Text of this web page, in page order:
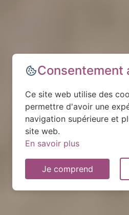
Consentement
Ce site web utilise des
permettre d'avoir une
navigation supérieure et
site web.
En savoir plus
Je comprend